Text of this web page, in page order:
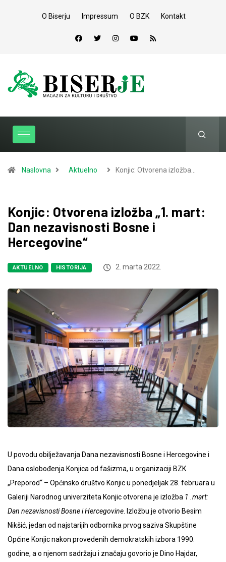
O Biserju Impressum O BZK Kontakt
Naslovna Aktuelno Konjic: Otvorena izložba…
Konjic: Otvorena izložba „1. mart:
Dan nezavisnosti Bosne i
Hercegovine“
AKTUELNO HISTORIJA 2. marta 2022.
U povodu obilježavanja Dana nezavisnosti Bosne i Hercegovine i
Dana oslobođenja Konjica od fašizma, u organizaciji BZK
„Preporod“ – Općinsko društvo Konjic u ponedjeljak 28. februara u
Galeriji Narodnog univerziteta Konjic otvorena je izložba 1 .mart:
Dan nezavisnosti Bosne i Hercegovine. Izložbu je otvorio Besim
Nikšić, jedan od najstarijih odbornika prvog saziva Skupštine
Općine Konjic nakon provedenih demokratskih izbora 1990.
godine, a o njenom sadržaju i značaju govorio je Dino Hajdar,